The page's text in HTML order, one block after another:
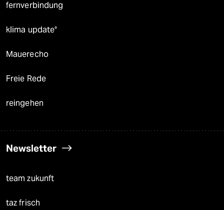
fernverbindung
klima update°
Mauerecho
Freie Rede
reingehen
Newsletter
team zukunft
taz frisch